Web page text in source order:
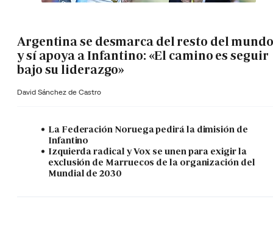
Argentina se desmarca del resto del mundo
y sí apoya a Infantino: «El camino es seguir
bajo su liderazgo»
David Sánchez de Castro
La Federación Noruega pedirá la dimisión de
Infantino
Izquierda radical y Vox se unen para exigir la
exclusión de Marruecos de la organización del
Mundial de 2030